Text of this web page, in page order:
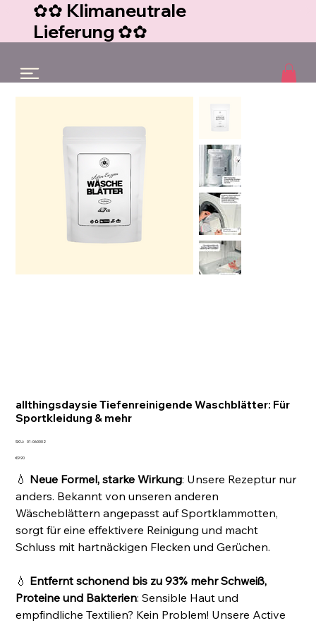
✿✿ Klimaneutrale
Lieferung ✿✿
allthingsdaysie Tiefenreinigende Waschblätter: Für
Sportkleidung & mehr
SKU: SKU
01-060002
Price
€9.90
💧 Neue Formel, starke Wirkung: Unsere Rezeptur nur
anders. Bekannt von unseren anderen
Wäscheblättern angepasst auf Sportklammotten,
sorgt für eine effektivere Reinigung und macht
Schluss mit hartnäckigen Flecken und Gerüchen.
💧 Entfernt schonend bis zu 93% mehr Schweiß,
Proteine und Bakterien: Sensible Haut und
empfindliche Textilien? Kein Problem! Unsere Active